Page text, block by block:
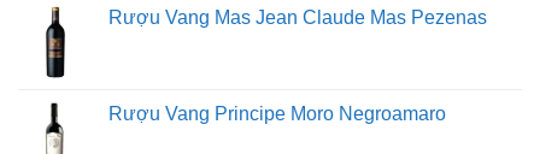
Rượu Vang Mas Jean Claude Mas Pezenas
Rượu Vang Principe Moro Negroamaro